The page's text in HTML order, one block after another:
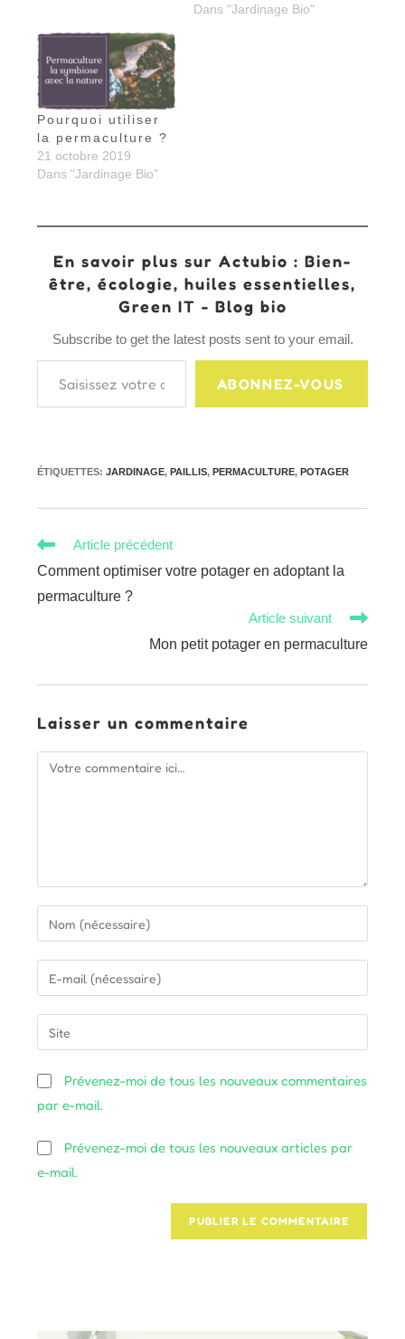
Dans "Jardinage Bio"
Pourquoi utiliser
la permaculture ?
21 octobre 2019
Dans "Jardinage Bio"
En savoir plus sur Actubio : Bien-
être, écologie, huiles essentielles,
Green IT - Blog bio
Subscribe to get the latest posts sent to your email.
Saisissez votre adresse e-mail…
ABONNEZ-VOUS
ÉTIQUETTES:JARDINAGE, PAILLIS, PERMACULTURE, POTAGER
Read
articles
Article précédent
Comment optimiser votre potager en adoptant la
permaculture ?
Article suivant
Mon petit potager en permaculture
Laisser un commentaire
Comment
your
name
comment
your
email
address
comment
l’URL
votre
site
(facultatif)
Prévenez-moi de tous les nouveaux commentaires
par e-mail.
Prévenez-moi de tous les nouveaux articles par
e-mail.